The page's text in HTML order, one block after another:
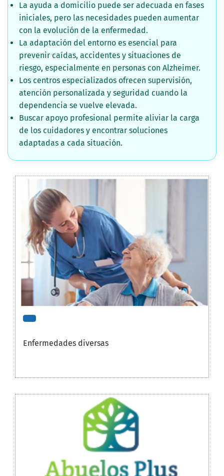
La ayuda a domicilio puede ser adecuada en fases
iniciales, pero las necesidades pueden aumentar
con la evolución de la enfermedad.
La adaptación del entorno es esencial para
prevenir caídas, accidentes y situaciones de
riesgo, especialmente en personas con Alzheimer.
Los centros especializados ofrecen supervisión,
atención personalizada y seguridad cuando la
dependencia se vuelve elevada.
Buscar apoyo profesional permite aliviar la carga
de los cuidadores y encontrar soluciones
adaptadas a cada situación.
Enfermedades diversas